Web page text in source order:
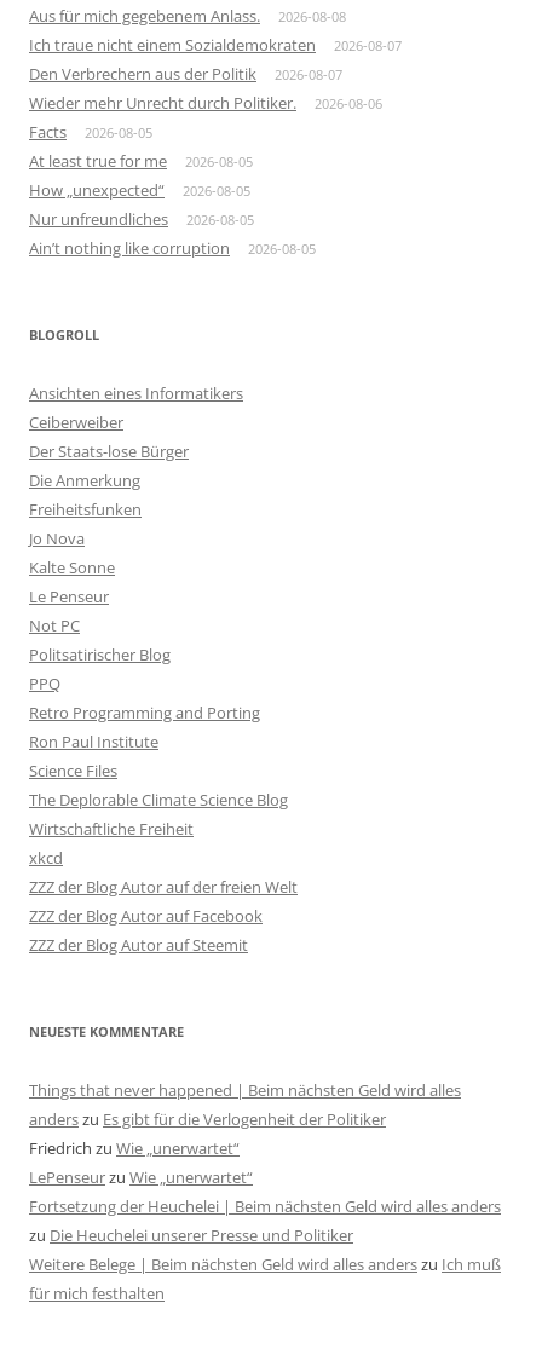
Aus für mich gegebenem Anlass. 2026-08-08
Ich traue nicht einem Sozialdemokraten 2026-08-07
Den Verbrechern aus der Politik 2026-08-07
Wieder mehr Unrecht durch Politiker. 2026-08-06
Facts 2026-08-05
At least true for me 2026-08-05
How „unexpected“ 2026-08-05
Nur unfreundliches 2026-08-05
Ain’t nothing like corruption 2026-08-05
BLOGROLL
Ansichten eines Informatikers
Ceiberweiber
Der Staats-lose Bürger
Die Anmerkung
Freiheitsfunken
Jo Nova
Kalte Sonne
Le Penseur
Not PC
Politsatirischer Blog
PPQ
Retro Programming and Porting
Ron Paul Institute
Science Files
The Deplorable Climate Science Blog
Wirtschaftliche Freiheit
xkcd
ZZZ der Blog Autor auf der freien Welt
ZZZ der Blog Autor auf Facebook
ZZZ der Blog Autor auf Steemit
NEUESTE KOMMENTARE
Things that never happened | Beim nächsten Geld wird alles
anderszu Es gibt für die Verlogenheit der Politiker
Friedrich zu Wie „unerwartet“
LePenseurzu Wie „unerwartet“
Fortsetzung der Heuchelei | Beim nächsten Geld wird alles anders
zu Die Heuchelei unserer Presse und Politiker
Weitere Belege | Beim nächsten Geld wird alles anderszu Ich muß
für mich festhalten